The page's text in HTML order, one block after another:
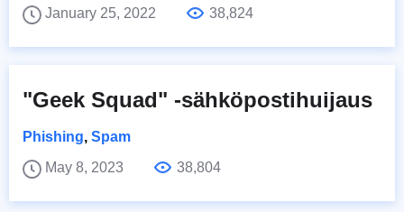
January 25, 2022
38,824
"Geek Squad" -sähköpostihuijaus
Phishing, Spam
May 8, 2023
38,804